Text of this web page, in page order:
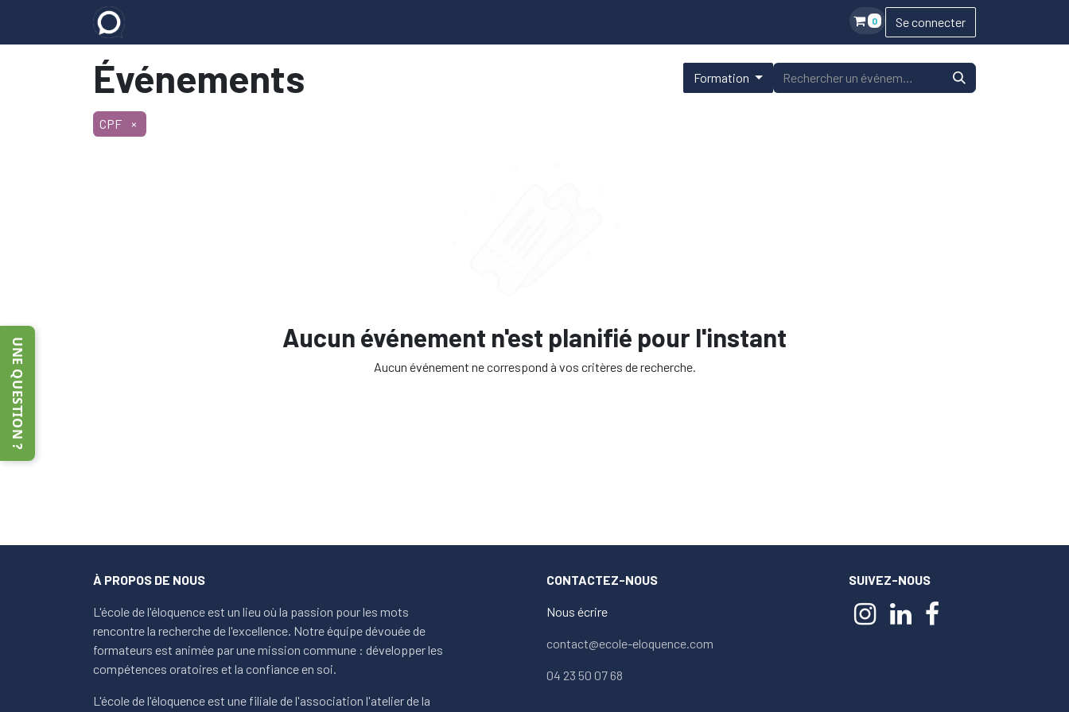
UNE QUESTION ?
0 Se connecter
Événements Formation
CPF ×
Aucun événement n'est planifié pour l'instant
Aucun événement ne correspond à vos critères de recherche.
À PROPOS DE NOUS
L'école de l'éloquence est un lieu où la passion pour les mots
rencontre la recherche de l'excellence. Notre équipe dévouée de
formateurs est animée par une mission commune : développer les
compétences oratoires et la confiance en soi.
L'école de l'éloquence est une filiale de l'association l'atelier de la
CONTACTEZ-NOUS
Nous écrire
contact@ecole-eloquence.com
04 23 50 07 68
SUIVEZ-NOUS